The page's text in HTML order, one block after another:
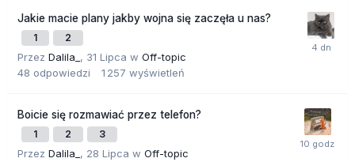
Jakie macie plany jakby wojna się zaczęła u nas?
1 2
Przez Dalila_ , 31 Lipca w Off-topic
48 odpowiedzi 1 257 wyświetleń
Boicie się rozmawiać przez telefon?
1 2 3
Przez Dalila_ , 28 Lipca w Off-topic